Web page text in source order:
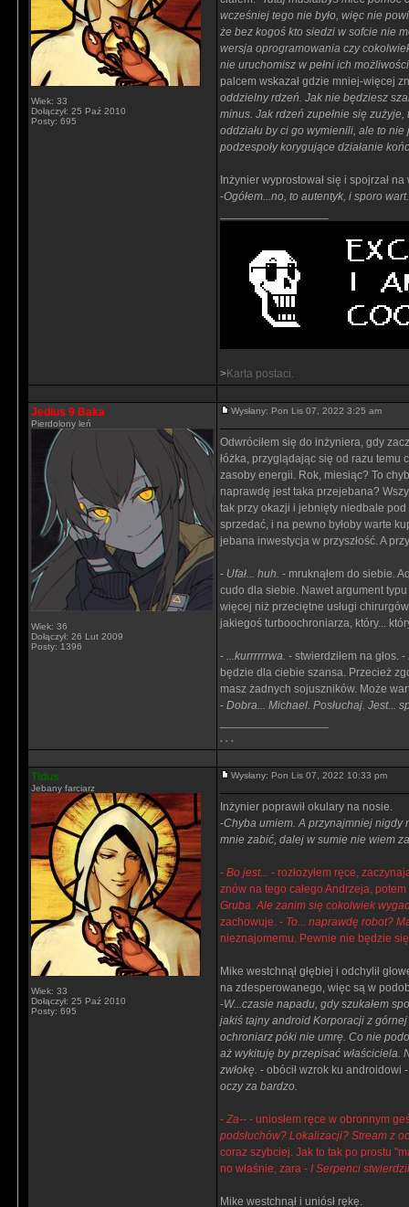
Wiek: 33
Dołączył: 25 Paź 2010
Posty: 695
wcześniej tego nie było, więc nie
że bez kogoś kto siedzi w sofcie nie
wersja oprogramowania czy
nie uruchomisz w pełni ich
palcem wskazał gdzie mniej-więcej
oddzielny rdzeń. Jak nie będziesz
minus. Jak rdzeń zupełnie się
oddziału by ci go wymienili, ale to
podzespoły korygujące działanie
Inżynier wyprostował się i spojrzał na
-Ogółem...no, to autentyk, i sporo
>Karta postaci.
Jedius 9 Baka
Pierdolony leń
Wiek: 36
Dołączył: 26 Lut 2009
Posty: 1396
Wysłany: Pon Lis 07, 2022 3:25 am
Odwróciłem się do inżyniera, gdy
łóżka, przyglądając się od razu temu
zasoby energii. Rok, miesiąc? To
naprawdę jest taka przejebana?
tak przy okazji i jebnięty niedbale pod
sprzedać, i na pewno byłoby warte
jebana inwestycja w przyszłość. A
- Ufał... huh. - mruknąłem do siebie.
cudo dla siebie. Nawet argument
więcej niż przeciętne usługi
jakiegoś turboochroniarza, który...
- ...kurrrrrrwa. - stwierdziłem na głos. -
będzie dla ciebie szansa. Przecież
masz żadnych sojuszników. Może
- Dobra... Michael. Posłuchaj. Jest...
. . .
Tidus
Jebany farciarz
Wiek: 33
Dołączył: 25 Paź 2010
Posty: 695
Wysłany: Pon Lis 07, 2022 10:33 pm
Inżynier poprawił okulary na nosie.
-Chyba umiem. A przynajmniej nigdy
mnie zabić, dalej w sumie nie wiem
- Bo jest... - rozłożyłem ręce,
znów na tego całego Andrzeja,
Gruba. Ale zanim się cokolwiek
zachowuje. - To... naprawdę robot?
nieznajomemu. Pewnie nie będzie
Mike westchnął głębiej i odchylił
na zdesperowanego, więc są w
-W...czasie napadu, gdy szukałem
jakiś tajny android Korporacji z górnej
ochroniarz póki nie umrę. Co nie
aż wykituję by przepisać
zwłokę. - obócił wzrok ku androidowi
oczy za bardzo.
-Za-- - uniosłem ręce w obronnym
podsłuchów? Lokalizacji? Stream z
coraz szybciej. Jak to tak po prostu
no właśnie, zara - I Serpenci
Mike westchnął i uniósł rękę.